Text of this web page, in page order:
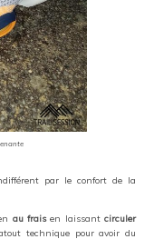
par le confort de la
au fraisen laissantcirculer
technique pour avoir du